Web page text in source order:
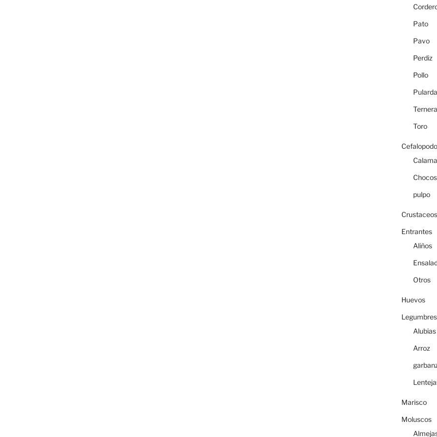
Pato
Pavo
Perdiz
Pollo
Pularda
Ternera
Toro
Chocos
pulpo
Crustaceos
Entrantes
Aliños
Otros
Huevos
Legumbres
Alubias
Arroz
Marisco
Moluscos